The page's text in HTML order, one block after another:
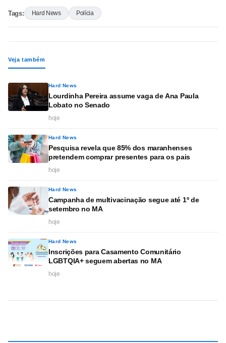
Tags: Hard News Polícia
Veja também
Hard News
Lourdinha Pereira assume vaga de Ana Paula
Lobato no Senado
hoje
Hard News
Pesquisa revela que 85% dos maranhenses
pretendem comprar presentes para os pais
hoje
Hard News
Campanha de multivacinação segue até 1º de
setembro no MA
hoje
Hard News
Inscrições para Casamento Comunitário
LGBTQIA+ seguem abertas no MA
hoje